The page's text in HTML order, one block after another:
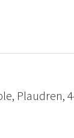
Plaudren,